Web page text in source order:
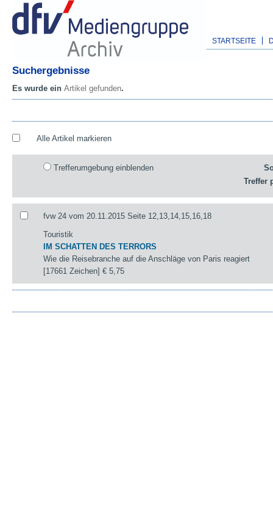
STARTSEITE
Suchergebnisse
Es wurde ein Artikel gefunden.
Alle Artikel markieren
Trefferumgebung einblenden
Treffer
fvw 24 vom 20.11.2015 Seite 12,13,14,15,16,18
Touristik
IM SCHATTEN DES TERRORS
Wie die Reisebranche auf die Anschläge von Paris reagiert
[17661 Zeichen]€ 5,75